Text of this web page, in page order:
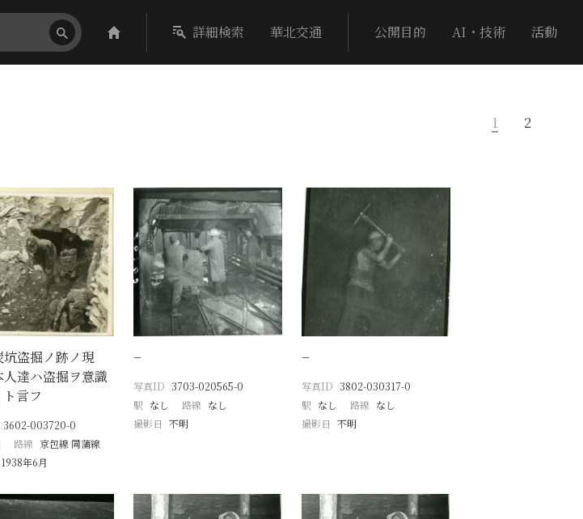
詳細検索 華北交通 公開目的 AI・技術 活動
1 2
坑盗掘ノ跡ノ現
達ハ盗掘ヲ意識
言フ
3602-003720-0
路線 京包線 同蒲線
1938年6月
−
写真ID 3703-020565-0
駅 なし 路線 なし
撮影日 不明
−
写真ID 3802-030317-0
駅 なし 路線 なし
撮影日 不明